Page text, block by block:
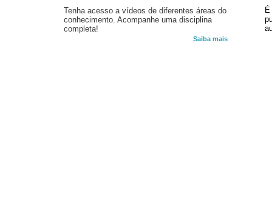
Tenha acesso a vídeos de diferentes áreas do
conhecimento. Acompanhe uma disciplina
completa!
Saiba mais